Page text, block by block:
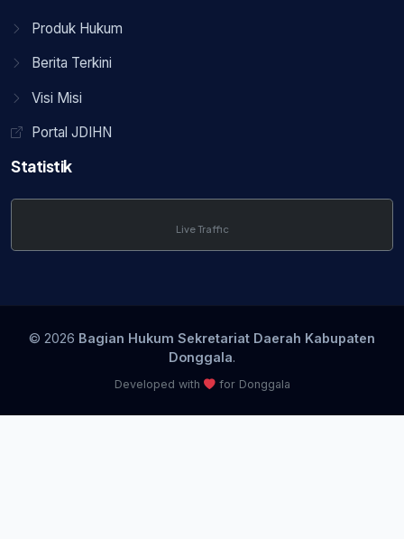
Produk Hukum
Berita Terkini
Visi Misi
Portal JDIHN
Statistik
Live Traffic
© 2026 Bagian Hukum Sekretariat Daerah Kabupaten
Donggala.
Developed with for Donggala